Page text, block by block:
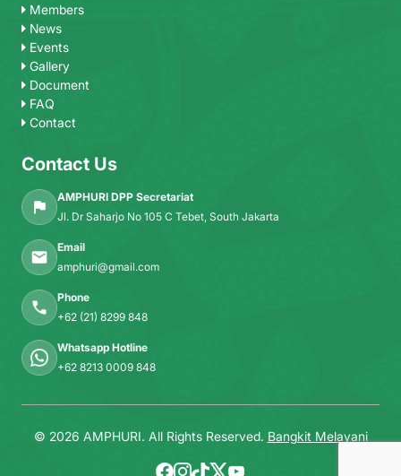
Members
News
Events
Gallery
Document
FAQ
Contact
Contact Us
AMPHURI DPP Secretariat
Jl. Dr Saharjo No 105 C Tebet, South Jakarta
Email
amphuri@gmail.com
Phone
+62 (21) 8299 848
Whatsapp Hotline
+62 8213 0009 848
© 2026 AMPHURI. All Rights Reserved. Bangkit Melayani